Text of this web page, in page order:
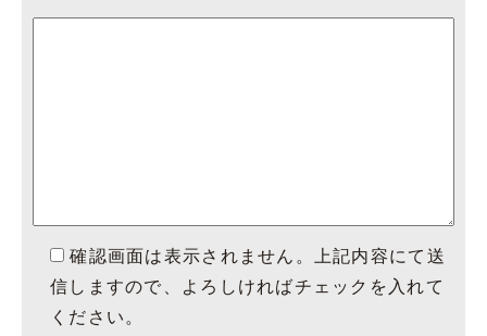
確認画面は表示されません。上記内容にて送
信しますので、よろしければチェックを入れて
ください。